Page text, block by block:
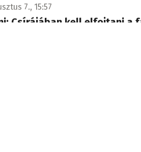
7., 15:57
Csírájában kell elfojtani